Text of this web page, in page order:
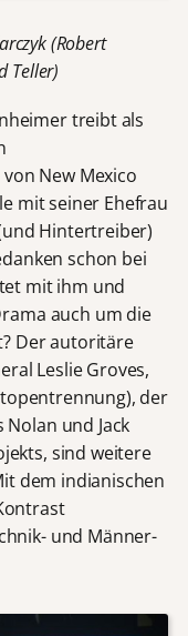
(Robert
Teller)
treibt als
New Mexico
mit seiner Ehefrau
Hintertreiber)
schon bei
mit ihm und
auch um die
Der autoritäre
Leslie Groves,
der
und Jack
sind weitere
dem indianischen
und Männer-